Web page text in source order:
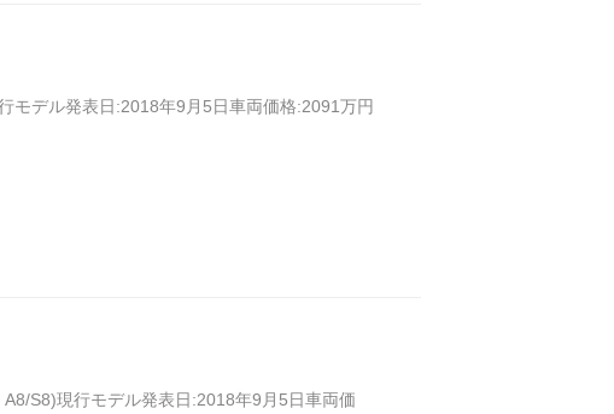
モデル発表日:2018年9月5日車両価格:2091万円
S8)現行モデル発表日:2018年9月5日車両価